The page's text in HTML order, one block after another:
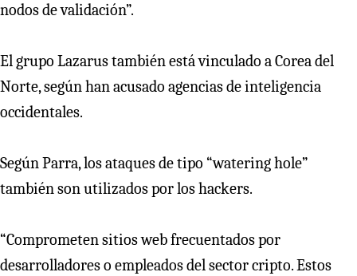
nodos de validación”.
El grupo Lazarus también está vinculado a Corea del
Norte, según han acusado agencias de inteligencia
occidentales.
Según Parra, los ataques de tipo “watering hole”
también son utilizados por los hackers.
“Comprometen sitios web frecuentados por
desarrolladores o empleados del sector cripto. Estos